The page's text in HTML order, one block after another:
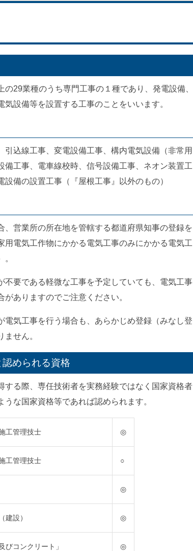
29業種のうち専門工事の１種であり、発電設備、
設備等を設置する工事のことをいいます。
引込線工事、変電設備工事、構内電気設備（非常用
備工事、電車線校時、信号設備工事、ネオン装置工
備の設置工事（『屋根工事』以外のもの）
、営業所の所在地を管轄する都道府県知事の登録を
用電気工作物にかかる電気工事のみにかかる電気工
不要である軽微な工事を予定していても、電気工事
ありますのでご注意ください。
気工事を行う場合も、あらかじめ登録（みなし登
せん。
められる資格
する際、専任技術者を実務経験ではなく国家資格者
な国家資格等であれば認められます。
工管理技士 ◎
工管理技士 ○
◎
建設） ◎
びコンクリート」 ◎